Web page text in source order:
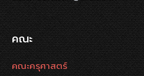
คณะ
คณะครุศาสตร์